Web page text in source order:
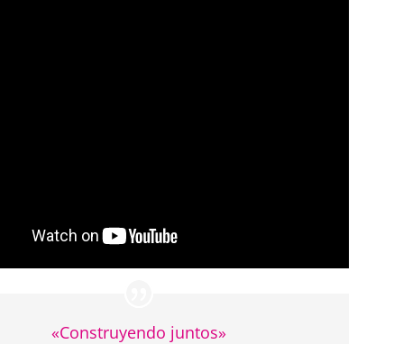
«Construyendo juntos»